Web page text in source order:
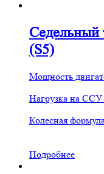
Седельный
(S5)
Мощность
Нагрузка на ССУ
Колесная
Подробнее